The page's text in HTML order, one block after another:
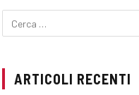
ARTICOLI RECENTI